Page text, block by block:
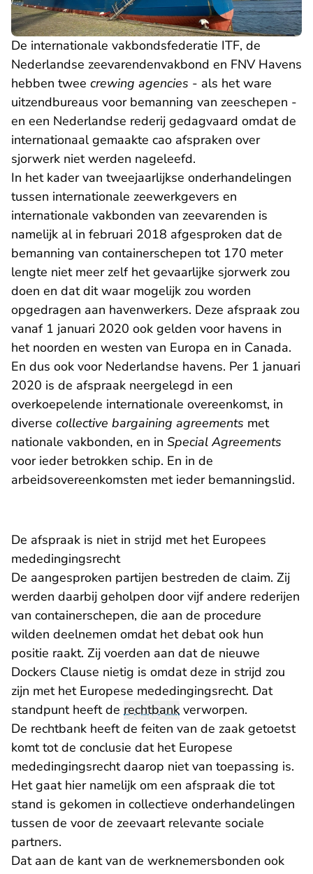
De internationale vakbondsfederatie ITF, de
Nederlandse zeevarendenvakbond en FNV Havens
hebben twee crewing agencies - als het ware
uitzendbureaus voor bemanning van zeeschepen -
en een Nederlandse rederij gedagvaard omdat de
internationaal gemaakte cao afspraken over
sjorwerk niet werden nageleefd.
In het kader van tweejaarlijkse onderhandelingen
tussen internationale zeewerkgevers en
internationale vakbonden van zeevarenden is
namelijk al in februari 2018 afgesproken dat de
bemanning van containerschepen tot 170 meter
lengte niet meer zelf het gevaarlijke sjorwerk zou
doen en dat dit waar mogelijk zou worden
opgedragen aan havenwerkers. Deze afspraak zou
vanaf 1 januari 2020 ook gelden voor havens in
het noorden en westen van Europa en in Canada.
En dus ook voor Nederlandse havens. Per 1 januari
2020 is de afspraak neergelegd in een
overkoepelende internationale overeenkomst, in
diverse collective bargaining agreements met
nationale vakbonden, en in Special Agreements
voor ieder betrokken schip. En in de
arbeidsovereenkomsten met ieder bemanningslid.
De afspraak is niet in strijd met het Europees
mededingingsrecht
De aangesproken partijen bestreden de claim. Zij
werden daarbij geholpen door vijf andere rederijen
van containerschepen, die aan de procedure
wilden deelnemen omdat het debat ook hun
positie raakt. Zij voerden aan dat de nieuwe
Dockers Clause nietig is omdat deze in strijd zou
zijn met het Europese mededingingsrecht. Dat
standpunt heeft de rechtbank verworpen.
De rechtbank heeft de feiten van de zaak getoetst
komt tot de conclusie dat het Europese
mededingingsrecht daarop niet van toepassing is.
Het gaat hier namelijk om een afspraak die tot
stand is gekomen in collectieve onderhandelingen
tussen de voor de zeevaart relevante sociale
partners.
Dat aan de kant van de werknemersbonden ook